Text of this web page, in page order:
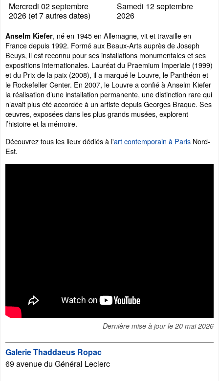
Mercredi 02 septembre
2026 (et 7 autres dates)
Samedi 12 septembre
2026
Anselm Kiefer, né en 1945 en Allemagne, vit et travaille en
France depuis 1992. Formé aux Beaux-Arts auprès de Joseph
Beuys, il est reconnu pour ses installations monumentales et ses
expositions internationales. Lauréat du Praemium Imperiale (1999)
et du Prix de la paix (2008), il a marqué le Louvre, le Panthéon et
le Rockefeller Center. En 2007, le Louvre a confié à Anselm Kiefer
la réalisation d’une installation permanente, une distinction rare qui
n’avait plus été accordée à un artiste depuis Georges Braque. Ses
œuvres, exposées dans les plus grands musées, explorent
l’histoire et la mémoire.
Découvrez tous les lieux dédiés à l'art contemporain à Paris Nord-
Est.
Dernière mise à jour le 20 mai 2026
Galerie Thaddaeus Ropac
69 avenue du Général Leclerc